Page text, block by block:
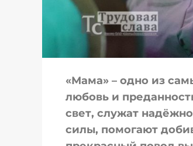
«Мама» – одно из
любовь и
свет, служат
силы, помогают